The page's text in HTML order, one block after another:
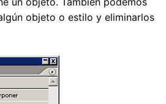
objeto o estilo y eliminarlos